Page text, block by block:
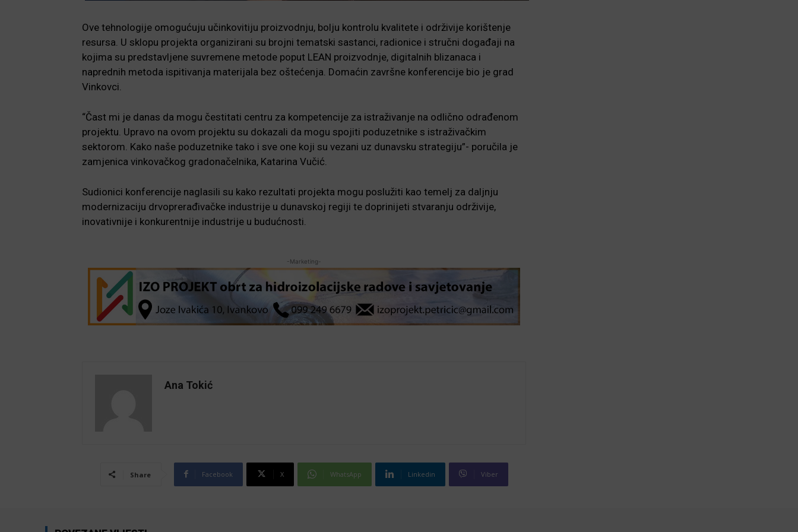
Ove tehnologije omogućuju učinkovitiju proizvodnju, bolju kontrolu kvalitete i održivije korištenje
resursa. U sklopu projekta organizirani su brojni tematski sastanci, radionice i stručni događaji na
kojima su predstavljene suvremene metode poput LEAN proizvodnje, digitalnih blizanaca i
naprednih metoda ispitivanja materijala bez oštećenja. Domaćin završne konferencije bio je grad
Vinkovci.
“Čast mi je danas da mogu čestitati centru za kompetencije za istraživanje na odlično odrađenom
projektu. Upravo na ovom projektu su dokazali da mogu spojiti poduzetnike s istraživačkim
sektorom. Kako naše poduzetnike tako i sve one koji su vezani uz dunavsku strategiju”- poručila je
zamjenica vinkovačkog gradonačelnika, Katarina Vučić.
Sudionici konferencije naglasili su kako rezultati projekta mogu poslužiti kao temelj za daljnju
modernizaciju drvoprerađivačke industrije u dunavskoj regiji te doprinijeti stvaranju održivije,
inovativnije i konkurentnije industrije u budućnosti.
-Marketing-
Ana Tokić
Share Facebook X WhatsApp Linkedin Viber